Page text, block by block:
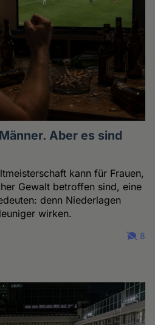
Aber es sind
kann für Frauen,
Gewalt betroffen sind, eine
denn Niederlagen
wirken.
8